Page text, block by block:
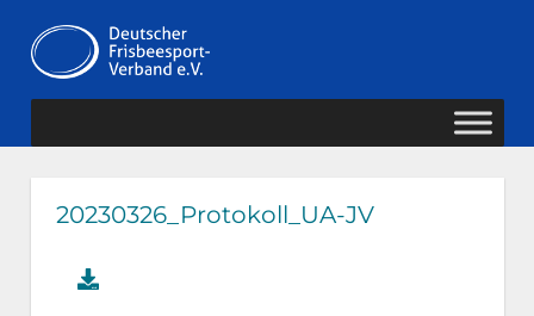
Inhalt
springen
Frisbeesport-
Verband
20230326_Protokoll_UA-JV